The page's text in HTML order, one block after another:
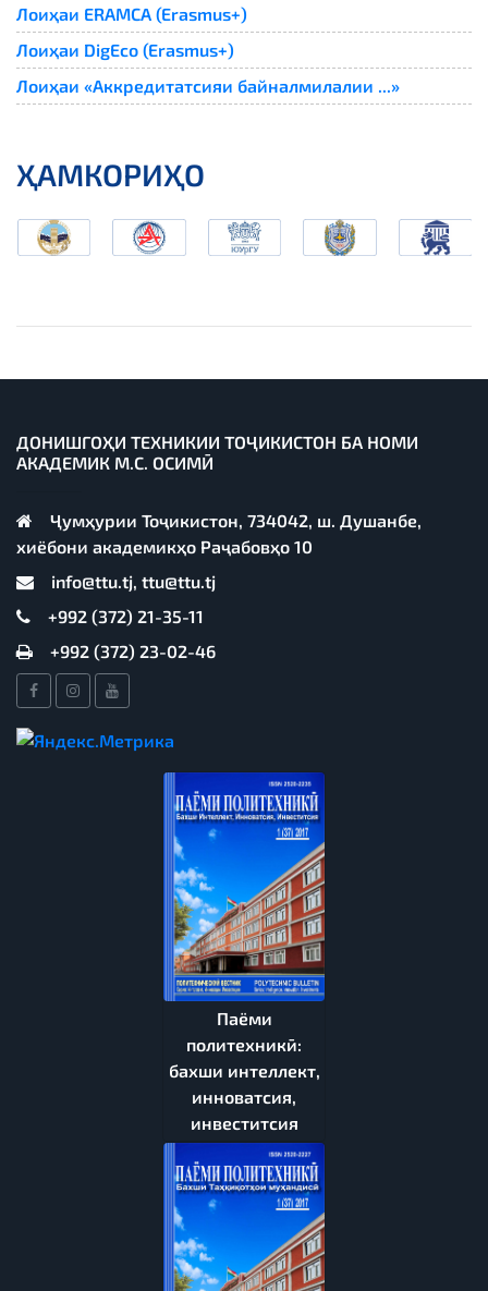
Лоиҳаи ERAMCA (Erasmus+)
Лоиҳаи DigEco (Erasmus+)
Лоиҳаи «Аккредитатсияи байналмилалии ...»
ҲАМКОРИҲО
ДОНИШГОҲИ ТЕХНИКИИ ТОҶИКИСТОН БА НОМИ
АКАДЕМИК М.С. ОСИМӢ
Ҷумҳурии Тоҷикистон, 734042, ш. Душанбе,
хиёбони академикҳо Раҷабовҳо 10
info@ttu.tj, ttu@ttu.tj
+992 (372) 21-35-11
+992 (372) 23-02-46
Паёми
политехникӣ:
бахши интеллект,
инноватсия,
инвеститсия